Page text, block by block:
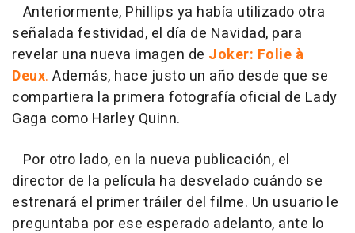
Anteriormente, Phillips ya había utilizado otra
señalada festividad, el día de Navidad, para
revelar una nueva imagen de Joker: Folie à
Deux. Además, hace justo un año desde que se
compartiera la primera fotografía oficial de Lady
Gaga como Harley Quinn.
Por otro lado, en la nueva publicación, el
director de la película ha desvelado cuándo se
estrenará el primer tráiler del filme. Un usuario le
preguntaba por ese esperado adelanto, ante lo